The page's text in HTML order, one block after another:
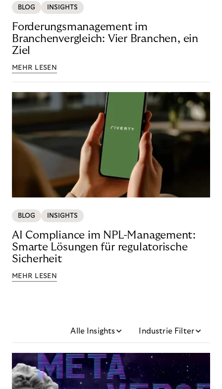
BLOG INSIGHTS
Forderungsmanagement im
Branchenvergleich: Vier Branchen, ein
Ziel
MEHR LESEN
BLOG INSIGHTS
AI Compliance im NPL-Management:
Smarte Lösungen für regulatorische
Sicherheit
MEHR LESEN
Alle Insights Industrie Filter